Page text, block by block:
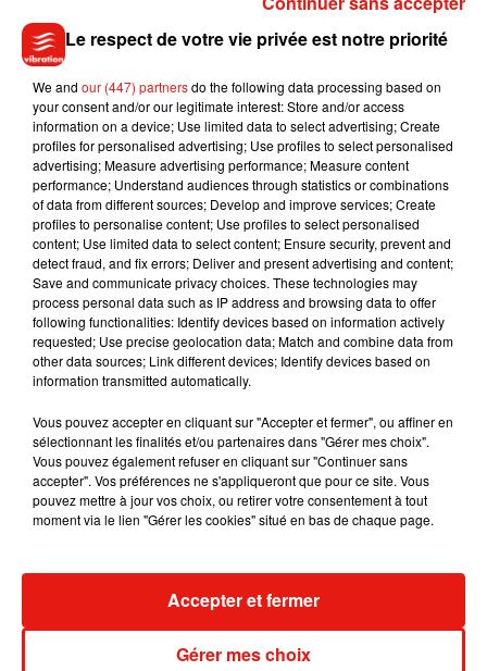
Musique
7 août 2026
Madonna sort enfin le remix de « Love
Sensation » avec Kylie Minogue
7 août 2026
Tayc et Didi B dévoilent le single le plus
dansant de l’année
7 août 2026
Angèle et Amélie Lens dévoilent leur
collaboration tant attendue
Benny Blanco invite Selena Gomez et
Becky G sur son nouveau single
Le respect de votre vie privée est notre priorité
We and our (447) partnersdo the following data processing based on
your consent and/or our legitimate interest: Store and/or access
information on a device; Use limited data to select advertising; Create
profiles for personalised advertising; Use profiles to select personalised
advertising; Measure advertising performance; Measure content
performance; Understand audiences through statistics or combinations
of data from different sources; Develop and improve services; Create
profiles to personalise content; Use profiles to select personalised
content; Use limited data to select content; Ensure security, prevent and
detect fraud, and fix errors; Deliver and present advertising and content;
Save and communicate privacy choices. These technologies may
process personal data such as IP address and browsing data to offer
following functionalities: Identify devices based on information actively
requested; Use precise geolocation data; Match and combine data from
other data sources; Link different devices; Identify devices based on
information transmitted automatically.
Vous pouvez accepter en cliquant sur "Accepter et fermer", ou affiner en
sélectionnant les finalités et/ou partenaires dans "Gérer mes choix".
Vous pouvez également refuser en cliquant sur "Continuer sans
accepter". Vos préférences ne s'appliqueront que pour ce site. Vous
pouvez mettre à jour vos choix, ou retirer votre consentement à tout
moment via le lien "Gérer les cookies" situé en bas de chaque page.
Gérer mes choix
Accepter et fermer